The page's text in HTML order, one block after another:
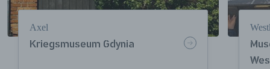
Kriegsmuseum Gdynia
Axel